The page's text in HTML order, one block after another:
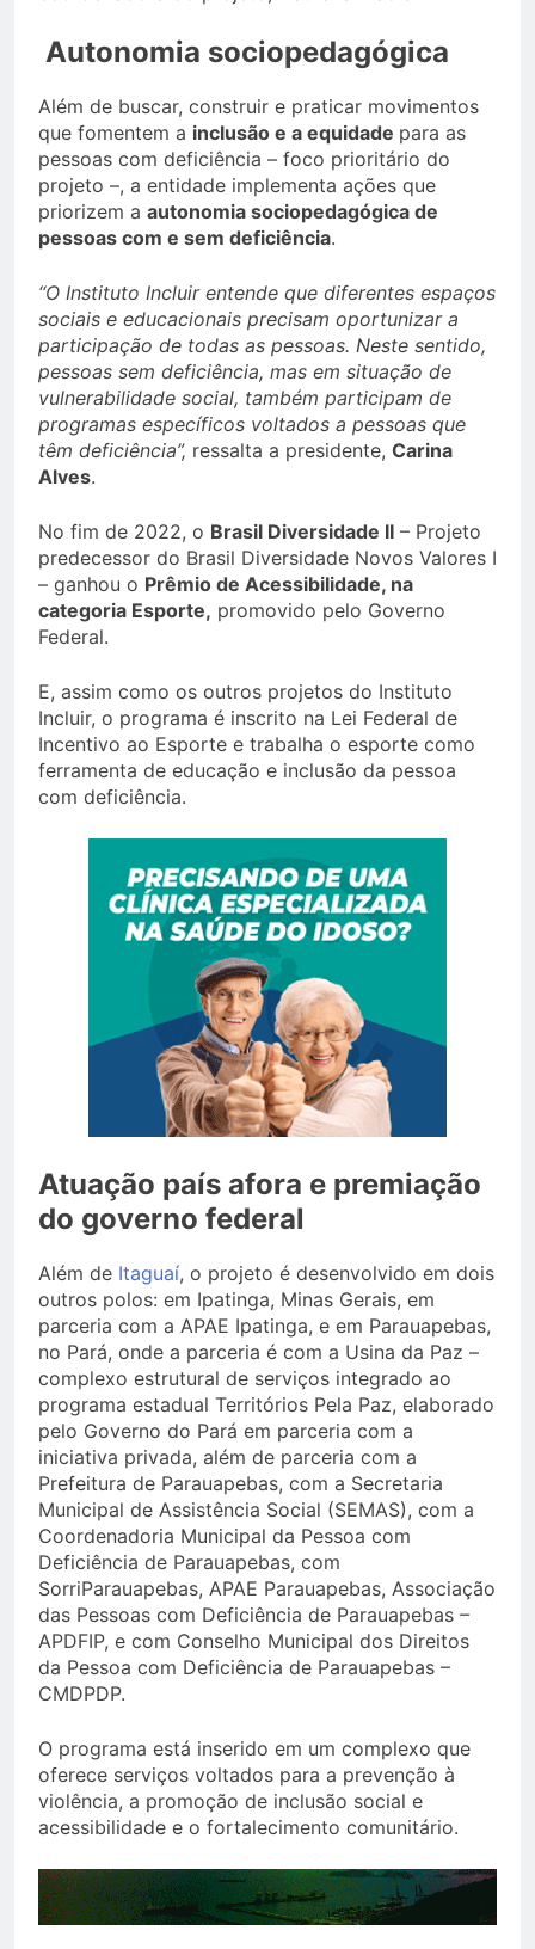
Autonomia sociopedagógica
Além de buscar, construir e praticar movimentos
que fomentem a inclusão e a equidade para as
pessoas com deficiência – foco prioritário do
projeto –, a entidade implementa ações que
priorizem a autonomia sociopedagógica de
pessoas com e sem deficiência.
“O Instituto Incluir entende que diferentes espaços
sociais e educacionais precisam oportunizar a
participação de todas as pessoas. Neste sentido,
pessoas sem deficiência, mas em situação de
vulnerabilidade social, também participam de
programas específicos voltados a pessoas que
têm deficiência”, ressalta a presidente, Carina
Alves.
No fim de 2022, o Brasil Diversidade II – Projeto
predecessor do Brasil Diversidade Novos Valores I
– ganhou o Prêmio de Acessibilidade, na
categoria Esporte, promovido pelo Governo
Federal.
E, assim como os outros projetos do Instituto
Incluir, o programa é inscrito na Lei Federal de
Incentivo ao Esporte e trabalha o esporte como
ferramenta de educação e inclusão da pessoa
com deficiência.
Atuação país afora e premiação
do governo federal
Além de Itaguaí, o projeto é desenvolvido em dois
outros polos: em Ipatinga, Minas Gerais, em
parceria com a APAE Ipatinga, e em Parauapebas,
no Pará, onde a parceria é com a Usina da Paz –
complexo estrutural de serviços integrado ao
programa estadual Territórios Pela Paz, elaborado
pelo Governo do Pará em parceria com a
iniciativa privada, além de parceria com a
Prefeitura de Parauapebas, com a Secretaria
Municipal de Assistência Social (SEMAS), com a
Coordenadoria Municipal da Pessoa com
Deficiência de Parauapebas, com
SorriParauapebas, APAE Parauapebas, Associação
das Pessoas com Deficiência de Parauapebas –
APDFIP, e com Conselho Municipal dos Direitos
da Pessoa com Deficiência de Parauapebas –
CMDPDP.
O programa está inserido em um complexo que
oferece serviços voltados para a prevenção à
violência, a promoção de inclusão social e
acessibilidade e o fortalecimento comunitário.